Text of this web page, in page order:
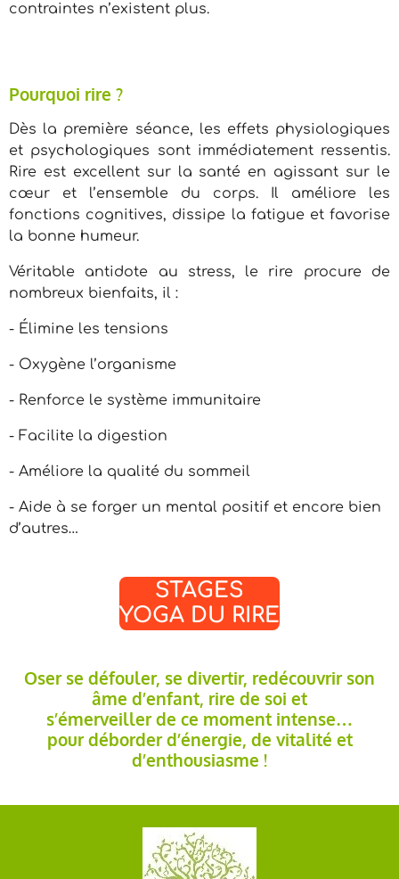
contraintes n’existent plus.
Pourquoi rire ?
Dès la première séance, les effets physiologiques
et psychologiques sont immédiatement ressentis.
Rire est excellent sur la santé en agissant sur le
cœur et l’ensemble du corps. Il améliore les
fonctions cognitives, dissipe la fatigue et favorise
la bonne humeur.
Véritable antidote au stress, le rire procure de
nombreux bienfaits, il :
- Élimine les tensions
- Oxygène l’organisme
- Renforce le système immunitaire
- Facilite la digestion
- Améliore la qualité du sommeil
- Aide à se forger un mental positif et encore bien
d’autres…
STAGES
YOGA DU RIRE
Oser se défouler, se divertir, redécouvrir son
âme d’enfant, rire de soi et
s’émerveiller de ce moment intense…
pour déborder d’énergie, de vitalité et
d’enthousiasme !